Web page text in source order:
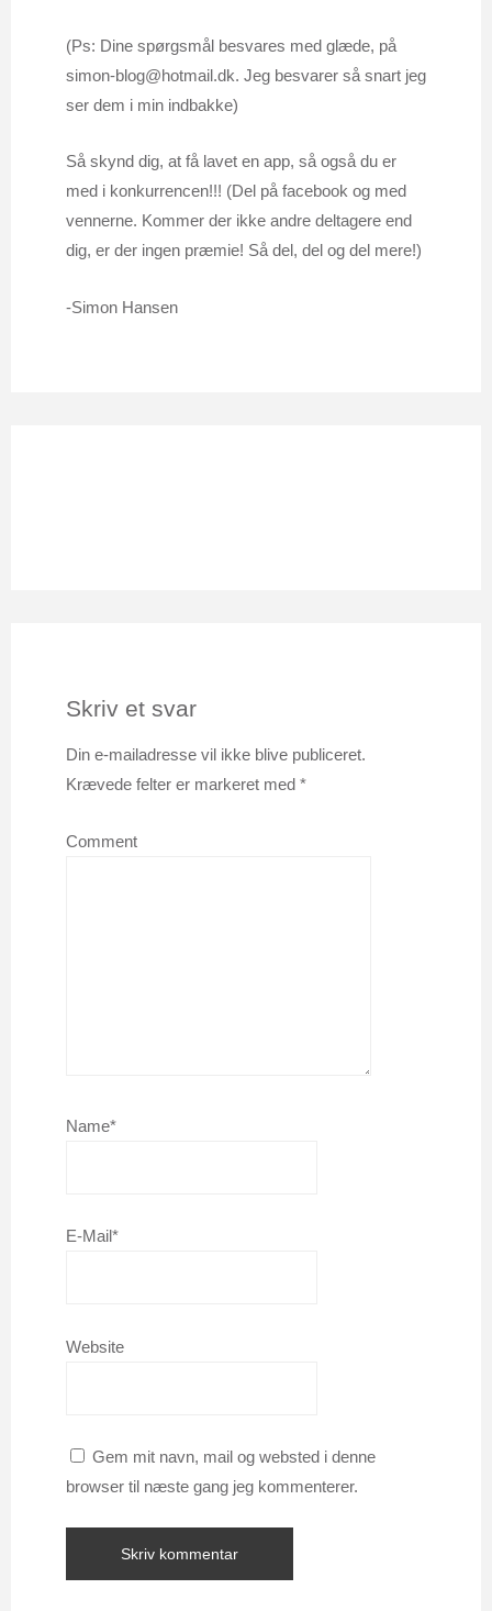
(Ps: Dine spørgsmål besvares med glæde, på
simon-blog@hotmail.dk. Jeg besvarer så snart jeg
ser dem i min indbakke)
Så skynd dig, at få lavet en app, så også du er
med i konkurrencen!!! (Del på facebook og med
vennerne. Kommer der ikke andre deltagere end
dig, er der ingen præmie! Så del, del og del mere!)
-Simon Hansen
Skriv et svar
Din e-mailadresse vil ikke blive publiceret.
Krævede felter er markeret med *
Comment
Name*
E-Mail*
Website
Gem mit navn, mail og websted i denne
browser til næste gang jeg kommenterer.